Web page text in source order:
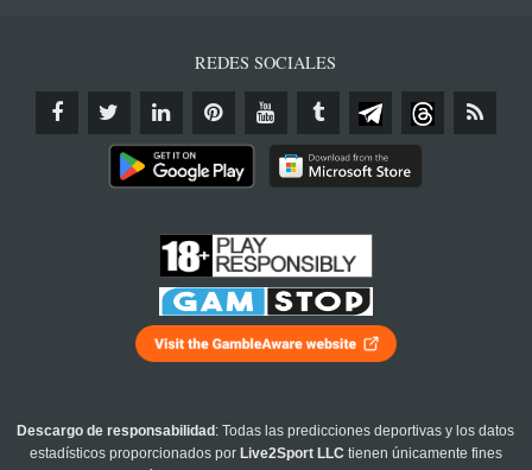
REDES SOCIALES
Descargo de responsabilidad : Todas las predicciones deportivas y los datos
estadísticos proporcionados por Live2Sport LLC tienen únicamente fines